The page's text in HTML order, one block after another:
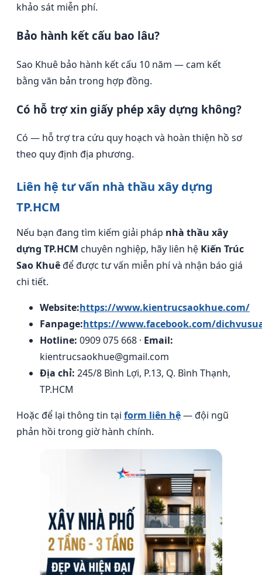
khảo sát miễn phí.
Bảo hành kết cấu bao lâu?
Sao Khuê bảo hành kết cấu 10 năm — cam kết
bằng văn bản trong hợp đồng.
Có hỗ trợ xin giấy phép xây dựng không?
Có — hỗ trợ tra cứu quy hoạch và hoàn thiện hồ sơ
theo quy định địa phương.
Liên hệ tư vấn nhà thầu xây dựng
TP.HCM
Nếu bạn đang tìm kiếm giải pháp nhà thầu xây
dựng TP.HCM chuyên nghiệp, hãy liên hệ Kiến Trúc
Sao Khuêđể được tư vấn miễn phí và nhận báo giá
chi tiết.
Website:https://www.kientrucsaokhue.com/
Fanpage:https://www.facebook.com/
Hotline: 0909 075 668 · Email:
kientrucsaokhue@gmail.com
Địa chỉ: 245/8 Bình Lợi, P.13, Q. Bình Thạnh,
TP.HCM
Hoặc để lại thông tin tại form liên hệ— đội ngũ
phản hồi trong giờ hành chính.